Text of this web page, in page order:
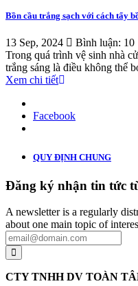
Bồn cầu trắng sạch với cách tẩy
13 Sep, 2024
Bình luận: 10
Trong quá trình vệ sinh nhà
trắng sáng là điều không thể
Xem chi tiết
Facebook
QUY ĐỊNH CHUNG
Đăng ký nhận tin tức
A newsletter is a regularly
about one main topic of
CTY TNHH DV TOÀN